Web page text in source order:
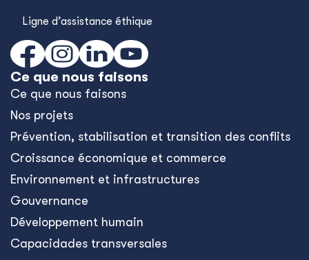
Ligne d’assistance éthique
Ce que nous faisons
Ce que nous faisons
Nos projets
Prévention, stabilisation et transition des conflits
Croissance économique et commerce
Environnement et infrastructures
Gouvernance
Développement humain
Capacidades transversales